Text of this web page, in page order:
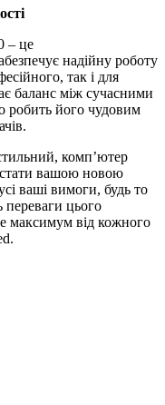
– це
надійну роботу
так і для
баланс між сучасними
робить його чудовим
комп’ютер
вашою новою
ваші вимоги, будь то
переваги цього
максимум від кожного